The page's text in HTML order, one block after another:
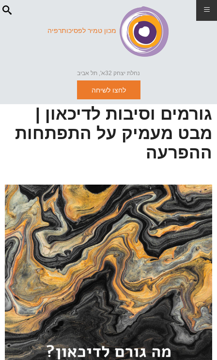
מכון טמיר לפסיכותרפיה
נחלת יצחק 32א', תל אביב
לחצו לשיחה
גורמים וסיבות לדיכאון |
מבט מעמיק על התפתחות
ההפרעה
≡